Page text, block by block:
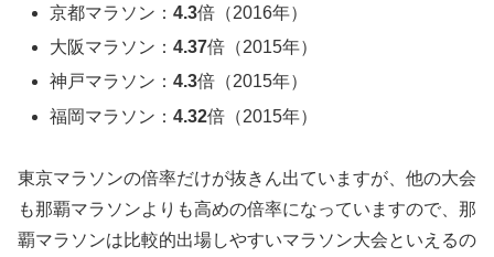
京都マラソン：4.3倍（2016年）
大阪マラソン：4.37倍（2015年）
神戸マラソン：4.3倍（2015年）
福岡マラソン：4.32倍（2015年）
東京マラソンの倍率だけが抜きん出ていますが、他の大会
も那覇マラソンよりも高めの倍率になっていますので、那
覇マラソンは比較的出場しやすいマラソン大会といえるの